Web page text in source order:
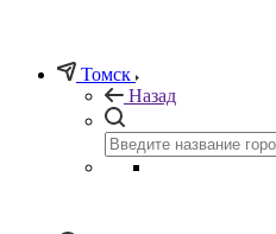
Томск
Назад